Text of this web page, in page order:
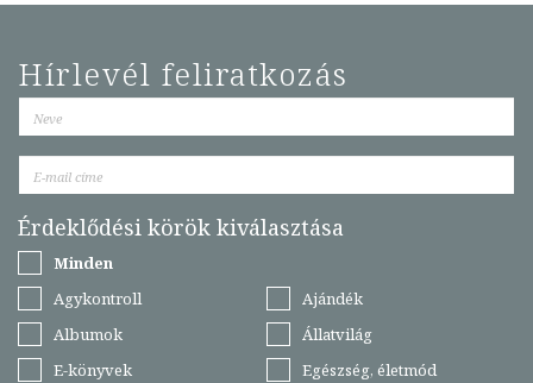
Hírlevél feliratkozás
Érdeklődési körök kiválasztása
Minden
Agykontroll
Ajándék
Albumok
Állatvilág
E-könyvek
Egészség, életmód